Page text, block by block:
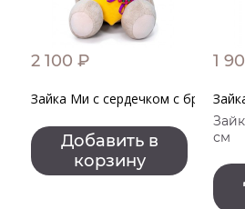
2 100 ₽
Зайка Ми с сердечком с брошкой
Добавить в
корзину
1
см